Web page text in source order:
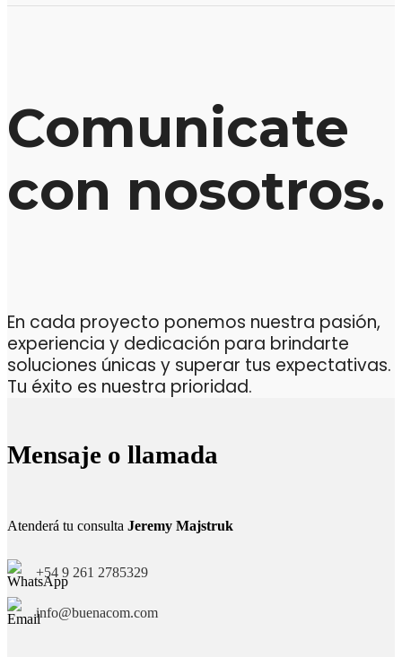
Comunicate
con nosotros.
En cada proyecto ponemos nuestra pasión,
experiencia y dedicación para brindarte
soluciones únicas y superar tus expectativas.
Tu éxito es nuestra prioridad.
Mensaje o llamada
Atenderá tu consulta Jeremy Majstruk
+54 9 261 2785329
info@buenacom.com